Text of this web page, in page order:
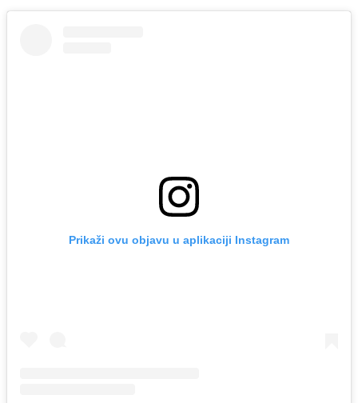
Prikaži ovu objavu u aplikaciji Instagram